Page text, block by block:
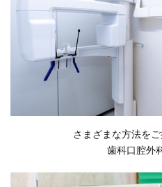
さまざまな方法をご
歯科口腔外